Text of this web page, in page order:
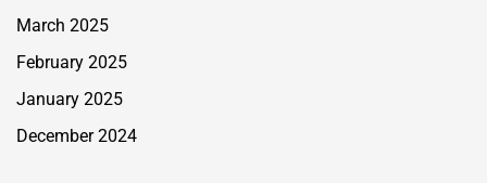
March 2025
February 2025
January 2025
December 2024